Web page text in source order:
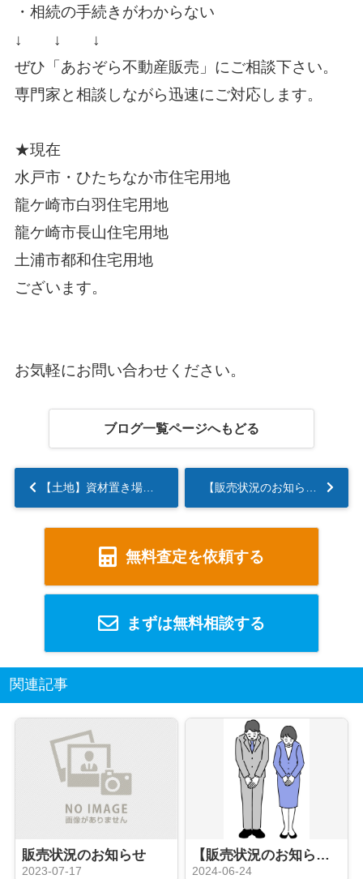
・相続の手続きがわからない
↓ ↓ ↓
ぜひ「 あおぞら不動産販売 」にご相談下さい。
専門家と相談しながら迅速にご対応します。
★現在
水戸市・ひたちなか市住宅用地
龍ケ崎市白羽住宅用地
龍ケ崎市長山住宅用地
土浦市都和住宅用地
ございます。
お気軽にお問い合わせください。
ブログ一覧ページへもどる
【土地】資材置き場に最適・つくばみらい市...
無料査定を依頼する
まずは無料相談する
関連記事
販売状況のお知らせ
2023-07-17
【販売状況のお知らせ】
2024-06-24